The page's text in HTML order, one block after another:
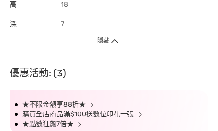
高 18
深 7
隱藏
優惠活動: (3)
★不限金額享88折★
購買全店商品滿$100送數位印花一張
★點數狂飆7倍★